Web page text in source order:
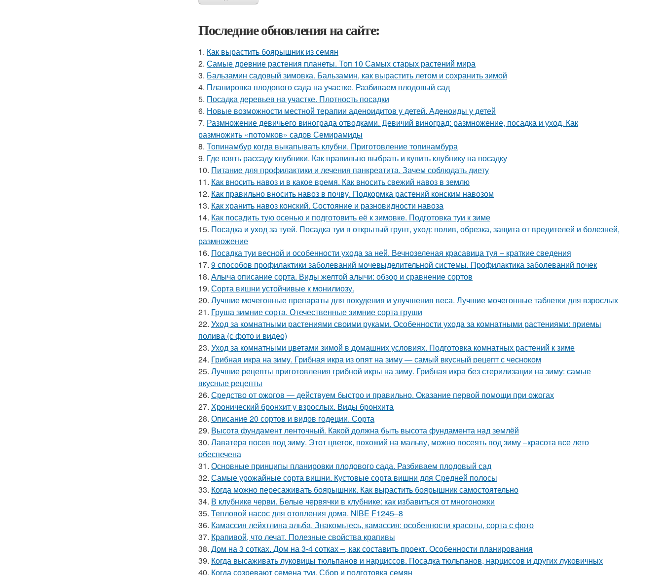
Последние обновления на сайте:
1. Как вырастить боярышник из семян
2. Самые древние растения планеты. Топ 10 Самых старых растений мира
3. Бальзамин садовый зимовка. Бальзамин, как вырастить летом и сохранить зимой
4. Планировка плодового сада на участке. Разбиваем плодовый сад
5. Посадка деревьев на участке. Плотность посадки
6. Новые возможности местной терапии аденоидитов у детей. Аденоиды у детей
7. Размножение девичьего винограда отводками. Девичий виноград: размножение, посадка и уход. Как
размножить «потомков» садов Семирамиды
8. Топинамбур когда выкапывать клубни. Приготовление топинамбура
9. Где взять рассаду клубники. Как правильно выбрать и купить клубнику на посадку
10. Питание для профилактики и лечения панкреатита. Зачем соблюдать диету
11. Как вносить навоз и в какое время. Как вносить свежий навоз в землю
12. Как правильно вносить навоз в почву. Подкормка растений конским навозом
13. Как хранить навоз конский. Состояние и разновидности навоза
14. Как посадить тую осенью и подготовить её к зимовке. Подготовка туи к зиме
15. Посадка и уход за туей. Посадка туи в открытый грунт, уход: полив, обрезка, защита от вредителей и болезней,
размножение
16. Посадка туи весной и особенности ухода за ней. Вечнозеленая красавица туя – краткие сведения
17. 9 способов профилактики заболеваний мочевыделительной системы. Профилактика заболеваний почек
18. Алыча описание сорта. Виды желтой алычи: обзор и сравнение сортов
19. Сорта вишни устойчивые к монилиозу.
20. Лучшие мочегонные препараты для похудения и улучшения веса. Лучшие мочегонные таблетки для взрослых
21. Груша зимние сорта. Отечественные зимние сорта груши
22. Уход за комнатными растениями своими руками. Особенности ухода за комнатными растениями: приемы
полива (с фото и видео)
23. Уход за комнатными цветами зимой в домашних условиях. Подготовка комнатных растений к зиме
24. Грибная икра на зиму. Грибная икра из опят на зиму — самый вкусный рецепт с чесноком
25. Лучшие рецепты приготовления грибной икры на зиму. Грибная икра без стерилизации на зиму: самые
вкусные рецепты
26. Средство от ожогов ― действуем быстро и правильно. Оказание первой помощи при ожогах
27. Хронический бронхит у взрослых. Виды бронхита
28. Описание 20 сортов и видов годеции. Сорта
29. Высота фундамент ленточный. Какой должна быть высота фундамента над землёй
30. Лаватера посев под зиму. Этот цветок, похожий на мальву, можно посеять под зиму –красота все лето
обеспечена
31. Основные принципы планировки плодового сада. Разбиваем плодовый сад
32. Самые урожайные сорта вишни. Кустовые сорта вишни для Средней полосы
33. Когда можно пересаживать боярышник. Как вырастить боярышник самостоятельно
34. В клубнике черви. Белые червячки в клубнике: как избавиться от многоножки
35. Тепловой насос для отопления дома. NIBE F1245–8
36. Камассия лейхтлина альба. Знакомьтесь, камассия: особенности красоты, сорта с фото
37. Крапивой, что лечат. Полезные свойства крапивы
38. Дом на 3 сотках. Дом на 3-4 сотках –, как составить проект. Особенности планирования
39. Когда высаживать луковицы тюльпанов и нарциссов. Посадка тюльпанов, нарциссов и других луковичных
40. Когда созревают семена туи. Сбор и подготовка семян